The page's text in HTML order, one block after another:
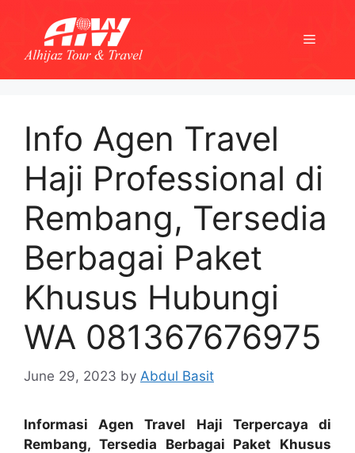
content
Menu
Info Agen Travel
Haji Professional di
Rembang, Tersedia
Berbagai Paket
Khusus Hubungi
WA 081367676975
June 29, 2023 by Abdul Basit
Informasi Agen Travel Haji Terpercaya di
Rembang, Tersedia Berbagai Paket Khusus